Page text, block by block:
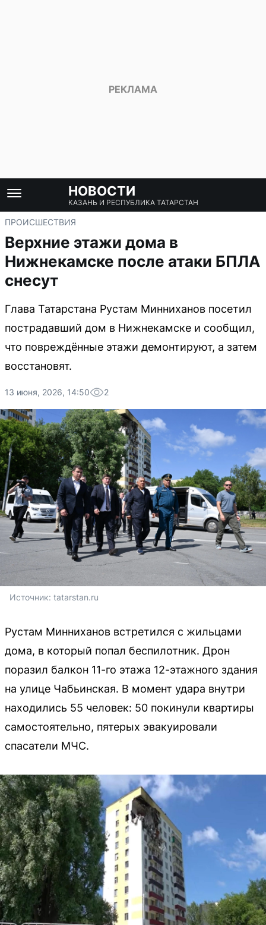
НОВОСТИ
КАЗАНЬ И РЕСПУБЛИКА ТАТАРСТАН
ПРОИСШЕСТВИЯ
Верхние этажи дома в
Нижнекамске после атаки БПЛА
снесут
Глава Татарстана Рустам Минниханов посетил
пострадавший дом в Нижнекамске и сообщил,
что повреждённые этажи демонтируют, а затем
восстановят.
13 июня, 2026, 14:50 2
Источник: tatarstan.ru
Рустам Минниханов встретился с жильцами
дома, в который попал беспилотник. Дрон
поразил балкон 11-го этажа 12-этажного здания
на улице Чабьинская. В момент удара внутри
находились 55 человек: 50 покинули квартиры
самостоятельно, пятерых эвакуировали
спасатели МЧС.